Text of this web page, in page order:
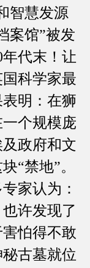
智慧发源
案馆”被发
代末！让
科学家最
明：在狮
个规模庞
政府和文
“禁地”。
家认为：
许发现了
怕得不敢
古墓就位